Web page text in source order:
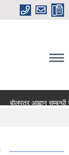
बोलपत्र आह्वान सम्बन्धी